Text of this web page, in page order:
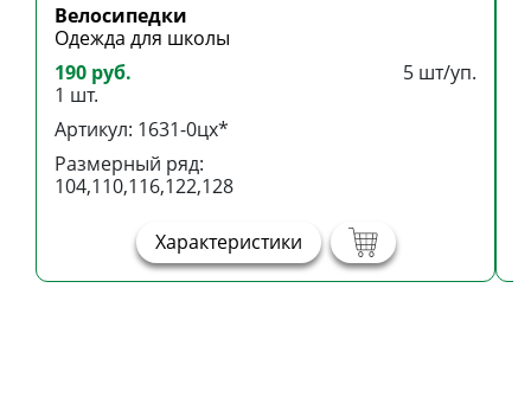
Велосипедки
Одежда для школы
190 руб.
1 шт.
5 шт/уп.
Артикул: 1631-0цх*
Размерный ряд:
104,110,116,122,128
Характеристики